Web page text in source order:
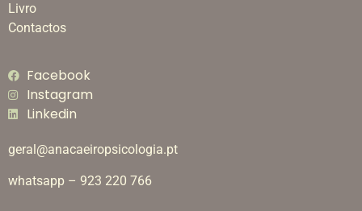
Livro
Contactos
Facebook
Instagram
Linkedin
geral@anacaeiropsicologia.pt
whatsapp – 923 220 766